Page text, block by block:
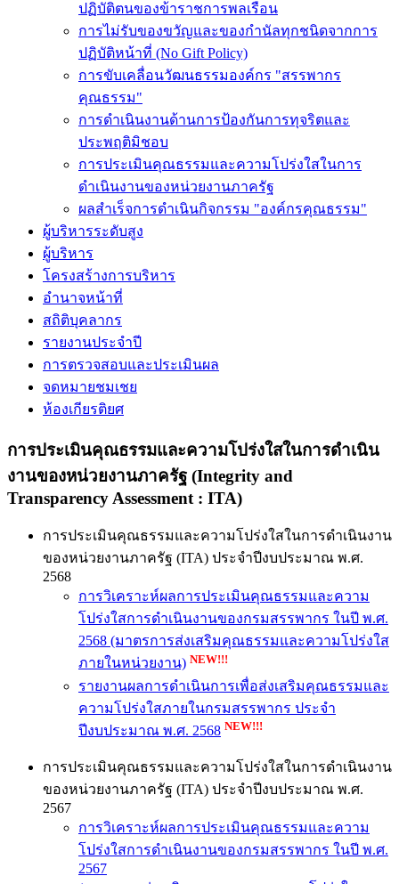
ปฏิบัติตนของข้าราชการพลเรือน
การไม่รับของขวัญและของกำนัลทุกชนิดจากการ
ปฏิบัติหน้าที่ (No Gift Policy)
การขับเคลื่อนวัฒนธรรมองค์กร "สรรพากร
คุณธรรม"
การดำเนินงานด้านการป้องกันการทุจริตและ
ประพฤติมิชอบ
การประเมินคุณธรรมและความโปร่งใสในการ
ดำเนินงานของหน่วยงานภาครัฐ
ผลสำเร็จการดำเนินกิจกรรม "องค์กรคุณธรรม"
ผู้บริหารระดับสูง
ผู้บริหาร
โครงสร้างการบริหาร
อำนาจหน้าที่
สถิติบุคลากร
รายงานประจำปี
การตรวจสอบและประเมินผล
จดหมายชมเชย
ห้องเกียรติยศ
การประเมินคุณธรรมและความโปร่งใสในการดำเนิน
งานของหน่วยงานภาครัฐ (Integrity and
Transparency Assessment : ITA)
การประเมินคุณธรรมและความโปร่งใสในการดำเนินงาน
ของหน่วยงานภาครัฐ (ITA) ประจำปีงบประมาณ พ.ศ.
2568
การวิเคราะห์ผลการประเมินคุณธรรมและความ
โปร่งใสการดำเนินงานของกรมสรรพากร ในปี พ.ศ.
2568 (มาตรการส่งเสริมคุณธรรมและความโปร่งใส
ภายในหน่วยงาน) NEW!!!
รายงานผลการดําเนินการเพื่อส่งเสริมคุณธรรมและ
ความโปร่งใสภายในกรมสรรพากร ประจํา
ปีงบประมาณ พ.ศ. 2568 NEW!!!
การประเมินคุณธรรมและความโปร่งใสในการดำเนินงาน
ของหน่วยงานภาครัฐ (ITA) ประจำปีงบประมาณ พ.ศ.
2567
การวิเคราะห์ผลการประเมินคุณธรรมและความ
โปร่งใสการดำเนินงานของกรมสรรพากร ในปี พ.ศ.
2567